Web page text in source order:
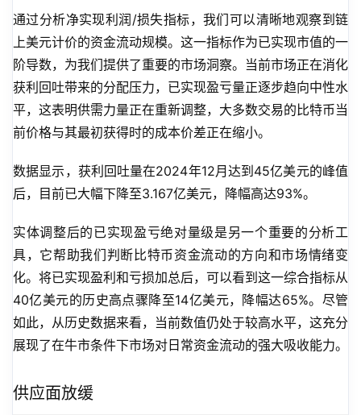
通过分析净实现利润/损失指标，我们可以清晰地观察到链
上美元计价的资金流动规模。这一指标作为已实现市值的一
阶导数，为我们提供了重要的市场洞察。当前市场正在消化
获利回吐带来的分配压力，已实现盈亏量正逐步趋向中性水
平，这表明供需力量正在重新调整，大多数交易的比特币当
前价格与其最初获得时的成本价差正在缩小。
数据显示，获利回吐量在2024年12月达到45亿美元的峰值
后，目前已大幅下降至3.167亿美元，降幅高达93%。
实体调整后的已实现盈亏绝对量级是另一个重要的分析工
具，它帮助我们判断比特币资金流动的方向和市场情绪变
化。将已实现盈利和亏损加总后，可以看到这一综合指标从
40亿美元的历史高点骤降至14亿美元，降幅达65%。尽管
如此，从历史数据来看，当前数值仍处于较高水平，这充分
展现了在牛市条件下市场对日常资金流动的强大吸收能力。
供应面放缓